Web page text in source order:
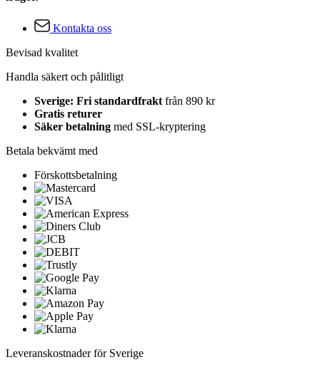
Kontakta oss
Bevisad kvalitet
Handla säkert och pålitligt
Sverige: Fri standardfrakt från 890 kr
Gratis returer
Säker betalning med SSL-kryptering
Betala bekvämt med
Förskottsbetalning
Leveranskostnader för Sverige